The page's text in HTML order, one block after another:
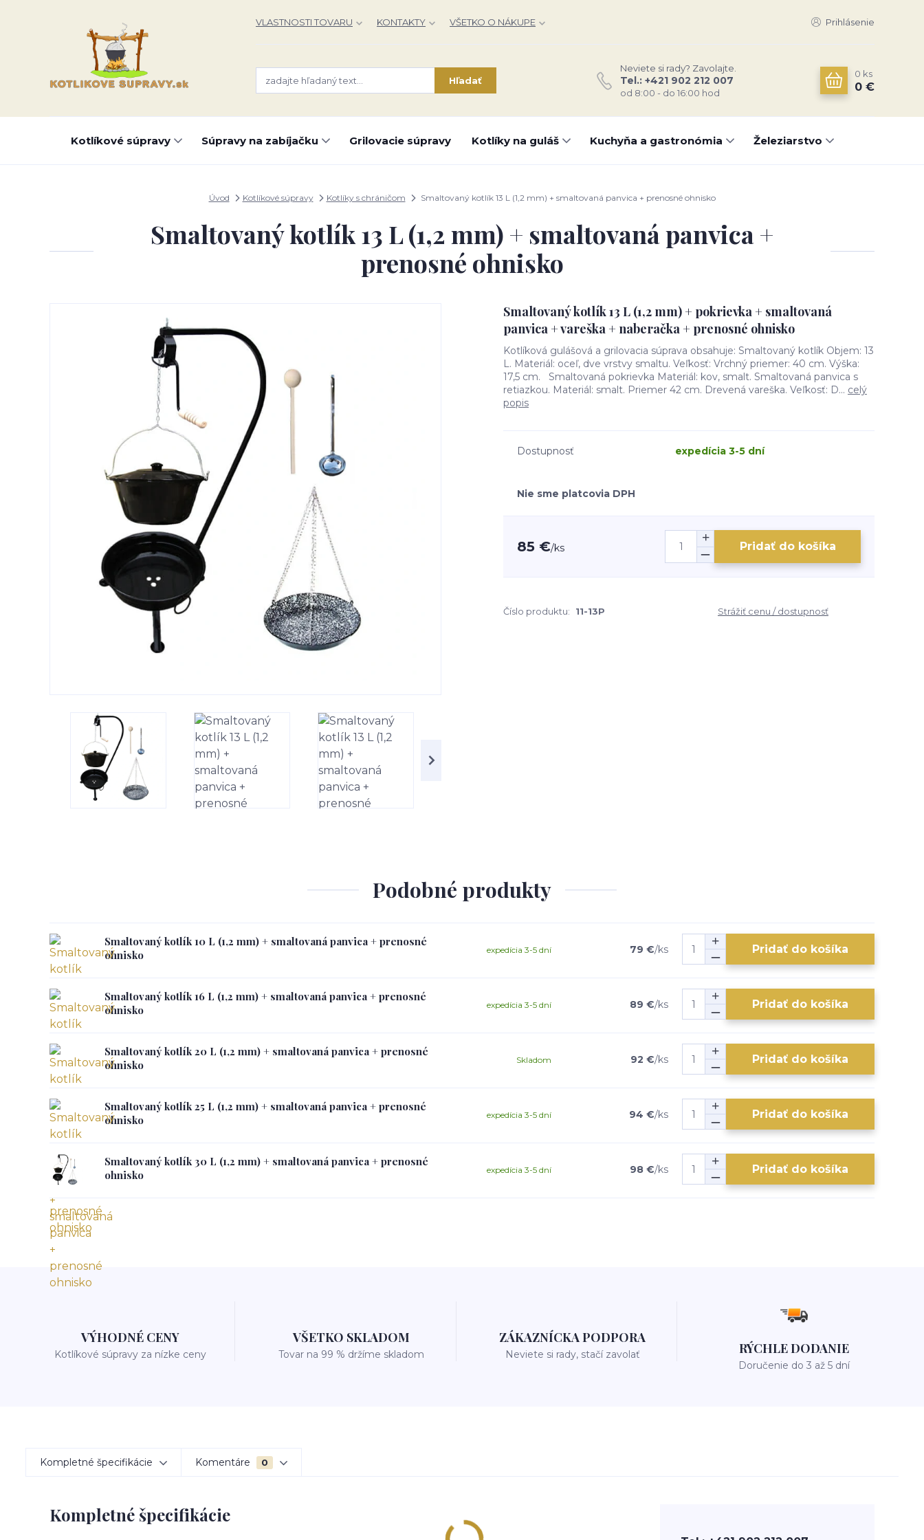
VLASTNOSTI TOVARU KONTAKTY VŠETKO O NÁKUPE Prihlásenie
Hľadať
Neviete si rady? Zavolajte.
Tel.: +421 902 212 007
od 8:00 - do 16:00 hod
0 ks
0 €
Kotlíkové súpravy Súpravy na zabíjačku Grilovacie súpravy Kotlíky na guláš Kuchyňa a gastronómia Železiarstvo
Úvod Kotlíkové súpravy Kotlíky s chráničom Smaltovaný kotlík 13 L (1,2 mm) + smaltovaná panvica + prenosné ohnisko
Smaltovaný kotlík 13 L (1,2 mm) + smaltovaná panvica +
prenosné ohnisko
Smaltovaný kotlík 13 L (1,2 mm) + pokrievka + smaltovaná
panvica + vareška + naberačka + prenosné ohnisko
Kotlíková gulášová a grilovacia súprava obsahuje: Smaltovaný kotlík Objem: 13
L. Materiál: oceľ, dve vrstvy smaltu. Veľkosť: Vrchný priemer: 40 cm. Výška:
17,5 cm. Smaltovaná pokrievka Materiál: kov, smalt. Smaltovaná panvica s
retiazkou. Materiál: smalt. Priemer 42 cm. Drevená vareška. Veľkosť: D... celý
popis
Dostupnosť expedícia 3-5 dní
Nie sme platcovia DPH
85 €/ks Pridať do košíka
Číslo produktu: 11-13P Strážiť cenu / dostupnosť
Podobné produkty
Smaltovaný kotlík 10 L (1,2 mm) + smaltovaná panvica + prenosné
ohnisko
79 €/ks
expedícia 3-5 dní Pridať do košíka
Smaltovaný kotlík 16 L (1,2 mm) + smaltovaná panvica + prenosné
ohnisko
89 €/ks
expedícia 3-5 dní Pridať do košíka
Smaltovaný kotlík 20 L (1,2 mm) + smaltovaná panvica + prenosné
ohnisko
92 €/ks
Skladom Pridať do košíka
Smaltovaný kotlík 25 L (1,2 mm) + smaltovaná panvica + prenosné
ohnisko
94 €/ks
expedícia 3-5 dní Pridať do košíka
Smaltovaný kotlík 30 L (1,2 mm) + smaltovaná panvica + prenosné
ohnisko
98 €/ks
expedícia 3-5 dní Pridať do košíka
VÝHODNÉ CENY
Kotlíkové súpravy za nízke ceny
VŠETKO SKLADOM
Tovar na 99 % držíme skladom
ZÁKAZNÍCKA PODPORA
Neviete si rady, stačí zavolať RÝCHLE DODANIE
Doručenie do 3 až 5 dní
Kompletné špecifikácie Komentáre 0
Kompletné špecifikácie